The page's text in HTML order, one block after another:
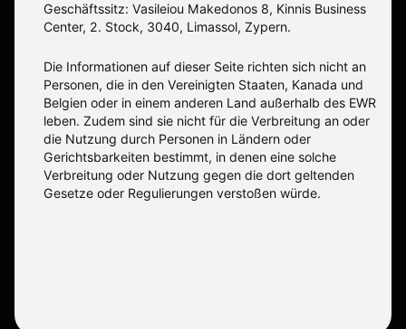
Geschäftssitz: Vasileiou Makedonos 8, Kinnis Business
Center, 2. Stock, 3040, Limassol, Zypern.
Die Informationen auf dieser Seite richten sich nicht an
Personen, die in den Vereinigten Staaten, Kanada und
Belgien oder in einem anderen Land außerhalb des EWR
leben. Zudem sind sie nicht für die Verbreitung an oder
die Nutzung durch Personen in Ländern oder
Gerichtsbarkeiten bestimmt, in denen eine solche
Verbreitung oder Nutzung gegen die dort geltenden
Gesetze oder Regulierungen verstoßen würde.